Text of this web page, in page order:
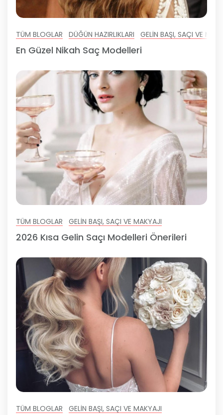
TÜM BLOGLAR DÜĞÜN HAZIRLIKLARI GELIN BAŞI, SAÇI VE
En Güzel Nikah Saç Modelleri
TÜM BLOGLAR GELIN BAŞI, SAÇI VE MAKYAJI
2026 Kısa Gelin Saçı Modelleri Önerileri
TÜM BLOGLAR GELIN BAŞI, SAÇI VE MAKYAJI